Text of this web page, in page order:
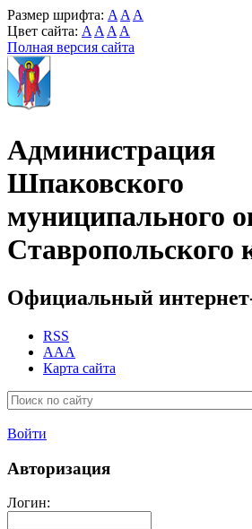
Размер шрифта: A A A
Цвет сайта: A A A A
Полная версия сайта
Администрация
Шпаковского
муниципального
Ставропольского
Официальный
RSS
AAA
Карта сайта
Войти
Авторизация
Логин: